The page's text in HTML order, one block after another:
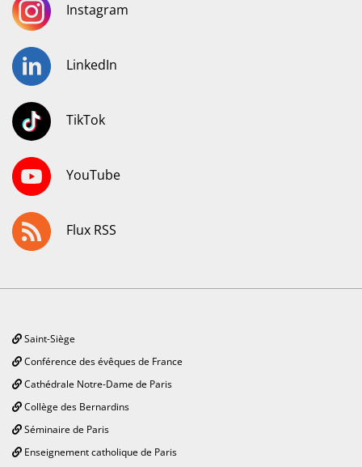
Instagram
LinkedIn
TikTok
YouTube
Flux RSS
Saint-Siège
Conférence des évêques de France
Cathédrale Notre-Dame de Paris
Collège des Bernardins
Séminaire de Paris
Enseignement catholique de Paris